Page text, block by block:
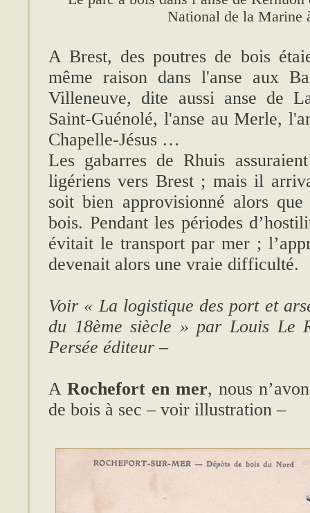
National de la Marine
A Brest, des poutres de bois
même raison dans l'anse aux
Villeneuve, dite aussi anse de
Saint-Guénolé, l'anse au Merle,
Chapelle-Jésus …
Les gabarres de Rhuis
ligériens vers Brest ; mais il
soit bien approvisionné alors
bois. Pendant les périodes
évitait le transport par mer ;
devenait alors une vraie difficulté.
Voir « La logistique des port et
du 18ème siècle » par Louis Le
Persée éditeur –
A Rochefort en mer, nous
de bois à sec – voir illustration –